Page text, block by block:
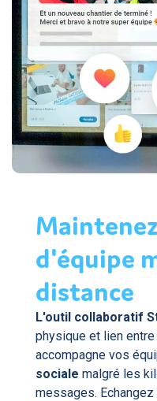
d'équipe
distance
L'outil collaboratif
physique et lien
accompagne vos
sociale malgré les
messages.